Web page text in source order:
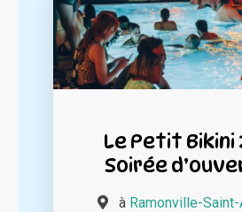
Le Petit Bikini
Soirée
à Ramonville-